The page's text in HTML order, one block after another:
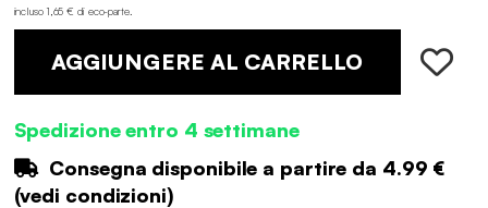
incluso 1,65 € di eco-parte.
AGGIUNGERE AL CARRELLO
Spedizione entro 4 settimane
Consegna disponibile a partire da 4.99 €
(vedi condizioni)